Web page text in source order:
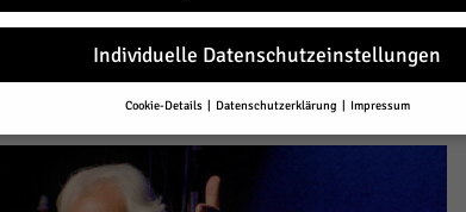
Individuelle Datenschutzeinstellungen
Cookie-Details Datenschutzerklärung Impressum
Datenschutzeinstellungen
Sie unter 16 Jahre alt sind und Ihre Zustimmung zu freiwilligen
müssen Sie Ihre Erziehungsberechtigten um Erlaubnis bitten.